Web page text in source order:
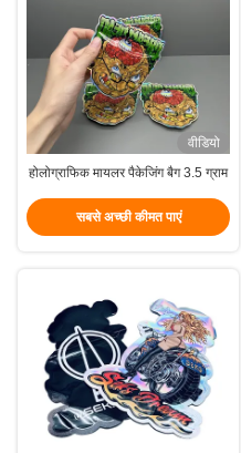
वीडियो
होलोग्राफिक मायलर पैकेजिंग बैग 3.5 ग्राम
सबसे अच्छी कीमत पाएं